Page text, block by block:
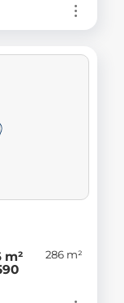
m²
286 m²